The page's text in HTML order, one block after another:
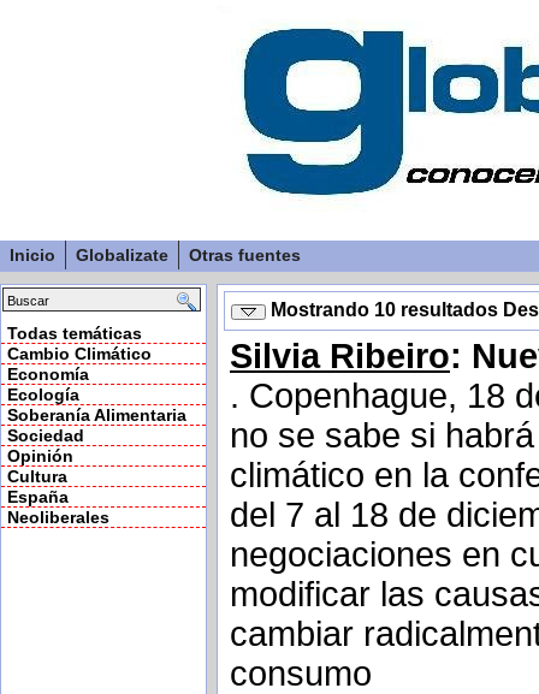
Inicio Globalizate Otras fuentes
Todas temáticas
Cambio Climático
Economía
Ecología
Soberanía Alimentaria
Sociedad
Opinión
Cultura
España
Neoliberales
Mostrando 10 resultados
Silvia Ribeiro:
. Copenhague, 18
no se sabe si
climático en la
del 7 al 18 de
negociaciones en
modificar las
cambiar
consumo